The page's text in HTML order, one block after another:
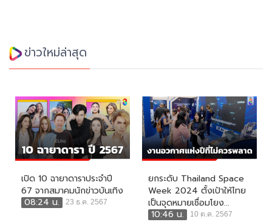
ข่าวใหม่ล่าสุด
เปิด 10 ฉายาดาราประจำปี
67 จากสมาคมนักข่าวบันเทิง
08:24 น.
23 ธ.ค. 2567
ยกระดับ Thailand Space
Week 2024 ตั้งเป้าให้ไทย
เป็นจุดหมายเชื่อมโยง...
10:46 น.
10 ต.ค. 2567